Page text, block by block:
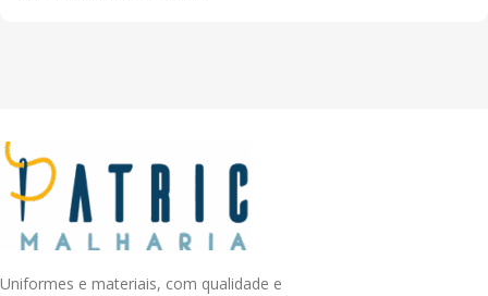
Uniformes e materiais, com qualidade e